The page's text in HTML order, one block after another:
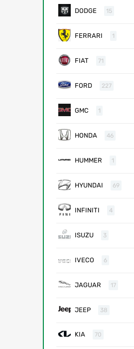
DODGE 15
FERRARI 1
FIAT 71
FORD 227
GMC 1
HONDA 46
HUMMER 1
HYUNDAI 69
INFINITI 4
ISUZU 3
IVECO 6
JAGUAR 17
JEEP 38
KIA 70